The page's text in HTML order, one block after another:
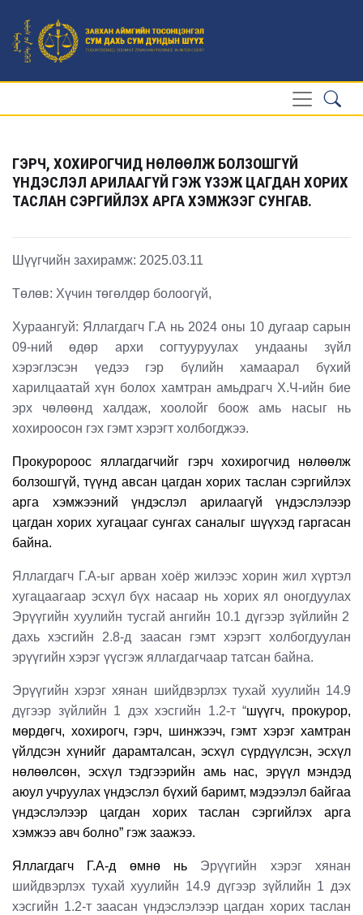
ГЭРЧ, ХОХИРОГЧИД НӨЛӨӨЛЖ БОЛЗОШГҮЙ
ҮНДЭСЛЭЛ АРИЛААГҮЙ ГЭЖ ҮЗЭЖ ЦАГДАН ХОРИХ
ТАСЛАН СЭРГИЙЛЭХ АРГА ХЭМЖЭЭГ СУНГАВ.
Шүүгчийн захирамж: 2025.03.11
Төлөв: Хүчин төгөлдөр болоогүй,
Хураангуй: Яллагдагч Г.А нь 2024 оны 10 дугаар сарын
09-ний өдөр архи согтууруулах ундааны зүйл
хэрэглэсэн үедээ гэр бүлийн хамаарал бүхий
харилцаатай хүн болох хамтран амьдрагч Х.Ч-ийн бие
эрх чөлөөнд халдаж, хоолойг боож амь насыг нь
хохироосон гэх гэмт хэрэгт холбогджээ.
Прокуророос яллагдагчийг гэрч хохирогчид нөлөөлж
болзошгүй, түүнд авсан цагдан хорих таслан сэргийлэх
арга хэмжээний үндэслэл арилаагүй үндэслэлээр
цагдан хорих хугацааг сунгах саналыг шүүхэд гаргасан
байна.
Яллагдагч Г.А-ыг арван хоёр жилээс хорин жил хүртэл
хугацаагаар эсхүл бүх насаар нь хорих ял оногдуулах
Эрүүгийн хуулийн тусгай ангийн 10.1 дүгээр зүйлийн 2
дахь хэсгийн 2.8-д заасан гэмт хэрэгт холбогдуулан
эрүүгийн хэрэг үүсгэж яллагдагчаар татсан байна.
Эрүүгийн хэрэг хянан шийдвэрлэх тухай хуулийн 14.9
дүгээр зүйлийн 1 дэх хэсгийн 1.2-т “шүүгч, прокурор,
мөрдөгч, хохирогч, гэрч, шинжээч, гэмт хэрэг хамтран
үйлдсэн хүнийг дарамталсан, эсхүл сүрдүүлсэн, эсхүл
нөлөөлсөн, эсхүл тэдгээрийн амь нас, эрүүл мэндэд
аюул учруулах үндэслэл бүхий баримт, мэдээлэл байгаа
үндэслэлээр цагдан хорих таслан сэргийлэх арга
хэмжээ авч болно” гэж заажээ.
Яллагдагч Г.А-д өмнө нь Эрүүгийн хэрэг хянан
шийдвэрлэх тухай хуулийн 14.9 дүгээр зүйлийн 1 дэх
хэсгийн 1.2-т заасан үндэслэлээр цагдан хорих таслан